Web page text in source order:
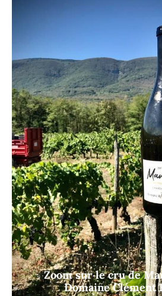
Zoom sur le cru de
Domaine Clément